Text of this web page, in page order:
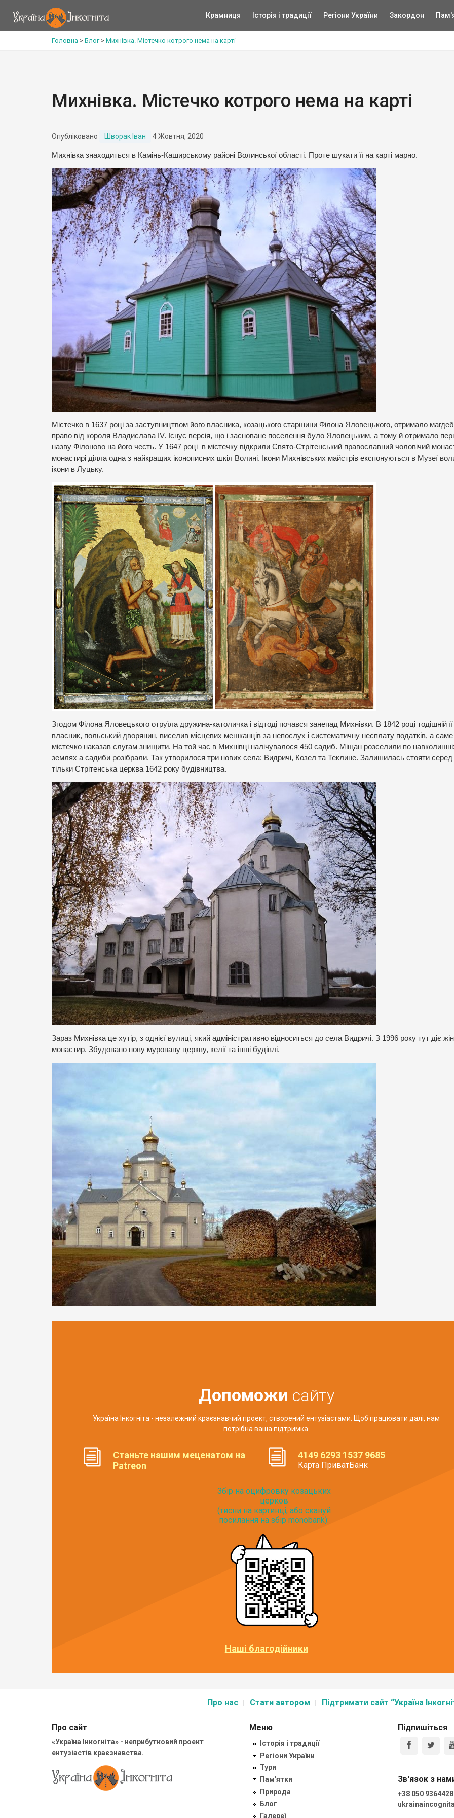
Крамниця Історія і традиції Регіони України Закордон
Головна > Блог> Михнівка. Містечко котрого нема на карті
Михнівка. Містечко котрого нема на карті
Опубліковано Шворак Іван 4 Жовтня, 2020
Михнівка знаходиться в Камінь-Каширському районі Волинської області. Проте шукати її на карті марно.
Містечко в 1637 році за заступництвом його власника, козацького старшини Філона Яловецького, отримало
право від короля Владислава IV. Існує версія, що і засноване поселення було Яловецьким, а тому й отримало
назву Філоново на його честь. У 1647 році в містечку відкрили Свято-Стрітенський православний чоловічий
монастирі діяла одна з найкращих іконописних шкіл Волині. Ікони Михнівських майстрів експонуються в Музеї
ікони в Луцьку.
Згодом Філона Яловецького отруїла дружина-католичка і відтоді почався занепад Михнівки. В 1842 році тодішній її
власник, польський дворянин, виселив місцевих мешканців за непослух і систематичну несплату податків, а саме
містечко наказав слугам знищити. На той час в Михнівці налічувалося 450 садиб. Міщан розселили по
землях а садиби розібрали. Так утворилося три нових села: Видричі, Козел та Теклине. Залишилась стояти серед
тільки Стрітенська церква 1642 року будівництва.
Зараз Михнівка це хутір, з однієї вулиці, який адміністративно відноситься до села Видричі. З 1996 року тут діє
монастир. Збудовано нову муровану церкву, келії та інші будівлі.
Допоможи сайту
Україна Інкогніта - незалежний краєзнавчий проект, створений ентузіастами. Щоб працювати далі, нам
потрібна ваша підтримка.
Станьте нашим меценатом на
Patreon
4149 6293 1537 9685
Карта ПриватБанк
Збір на оцифровку козацьких
церков
(тисни на картинці, або скануй
посилання на збір monobank):
Наші благодійники
Про нас Стати автором Підтримати сайт “Україна
Про сайт
«Україна Інкогніта» - неприбутковий проект
ентузіастів краєзнавства.
Меню
Історія і традиції
Регіони України
Тури
Пам'ятки
Природа
Блог
Галереї
Підпишіться
Зв'язок з
+38 050 9364428